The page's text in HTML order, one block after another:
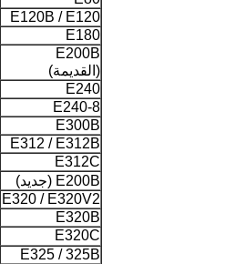
E120B / E120
E180
E200B
(القديمة)
E240
E240-8
E300B
E312 / E312B
E312C
E200B (جديد)
E320 / E320V2
E320B
E320C
E325 / 325B